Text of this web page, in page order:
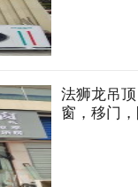
法狮龙吊
窗，移门